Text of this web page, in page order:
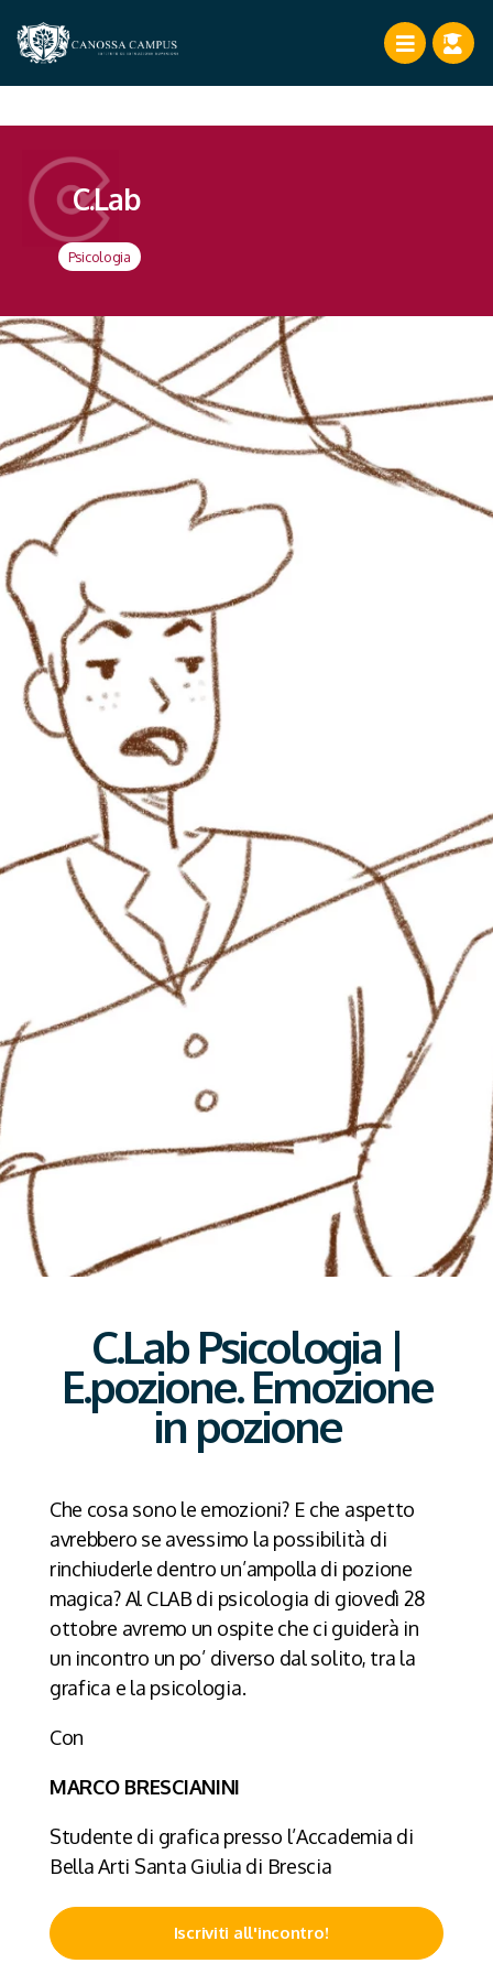
C.Lab
Psicologia
C.Lab Psicologia |
E.pozione. Emozione
in pozione
Che cosa sono le emozioni? E che aspetto
avrebbero se avessimo la possibilità di
rinchiuderle dentro un’ampolla di pozione
magica? Al CLAB di psicologia di giovedì 28
ottobre avremo un ospite che ci guiderà in
un incontro un po’ diverso dal solito, tra la
grafica e la psicologia.
Con
MARCO BRESCIANINI
Studente di grafica presso l’Accademia di
Bella Arti Santa Giulia di Brescia
Iscriviti all'incontro!